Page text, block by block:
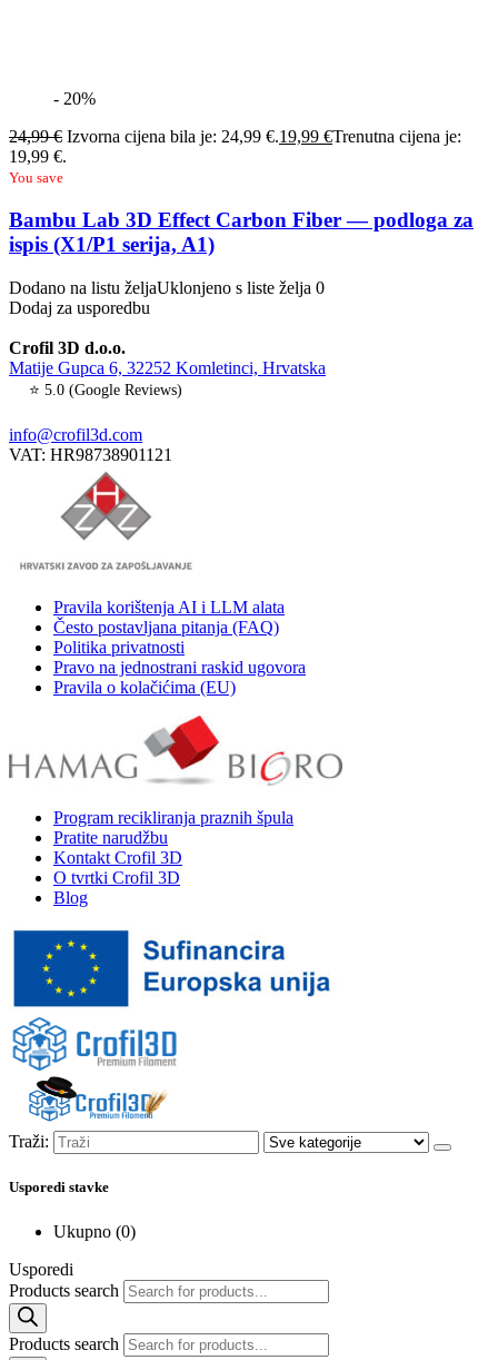
- 20%
24,99€ Izvorna cijena bila je: 24,99 €.19,99 €Trenutna cijena je:
19,99 €.
You save
Bambu Lab 3D Effect Carbon Fiber — podloga za
ispis (X1/P1 serija, A1)
Dodano na listu željaUklonjeno s liste želja 0
Dodaj za usporedbu
Crofil 3D d.o.o.
Matije Gupca 6, 32252 Komletinci, Hrvatska
⭐ 5.0 (Google Reviews)
info@crofil3d.com
VAT: HR98738901121
Pravila korištenja AI i LLM alata
Često postavljana pitanja (FAQ)
Politika privatnosti
Pravo na jednostrani raskid ugovora
Pravila o kolačićima (EU)
Program recikliranja praznih špula
Pratite narudžbu
Kontakt Crofil 3D
O tvrtki Crofil 3D
Blog
Traži:
Usporedi stavke
Ukupno (0)
Usporedi
Products search
Products search